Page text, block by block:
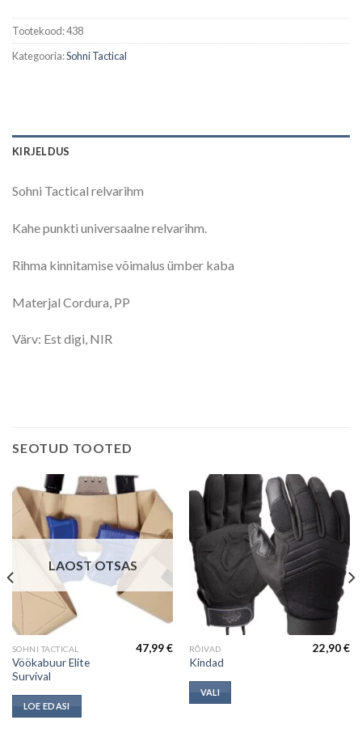
Tootekood:438
Kategooria:Sohni Tactical
KIRJELDUS
Sohni Tactical relvarihm
Kahe punkti universaalne relvarihm.
Rihma kinnitamise võimalus ümber kaba
Materjal Cordura, PP
Värv: Est digi, NIR
SEOTUD TOOTED
LAOST OTSAS
SOHNI TACTICAL
Vöökabuur Elite
Survival
47,99€
LOE EDASI
RÕIVAD
Kindad
22,90€
VALI
This
product
has
multiple